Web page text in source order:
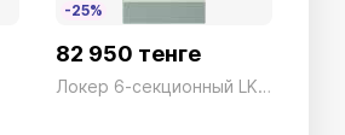
-25%
82 950 тенге
Локер 6-секционный LK06 серый President